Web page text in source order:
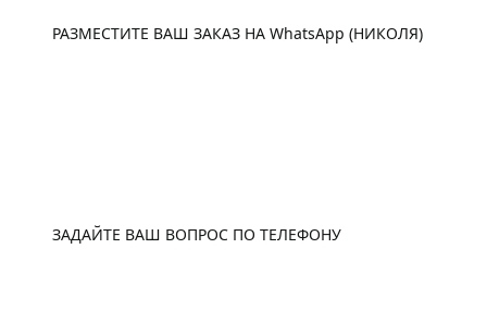
РАЗМЕСТИТЕ ВАШ ЗАКАЗ НА WhatsApp (НИКОЛЯ)
ЗАДАЙТЕ ВАШ ВОПРОС ПО ТЕЛЕФОНУ